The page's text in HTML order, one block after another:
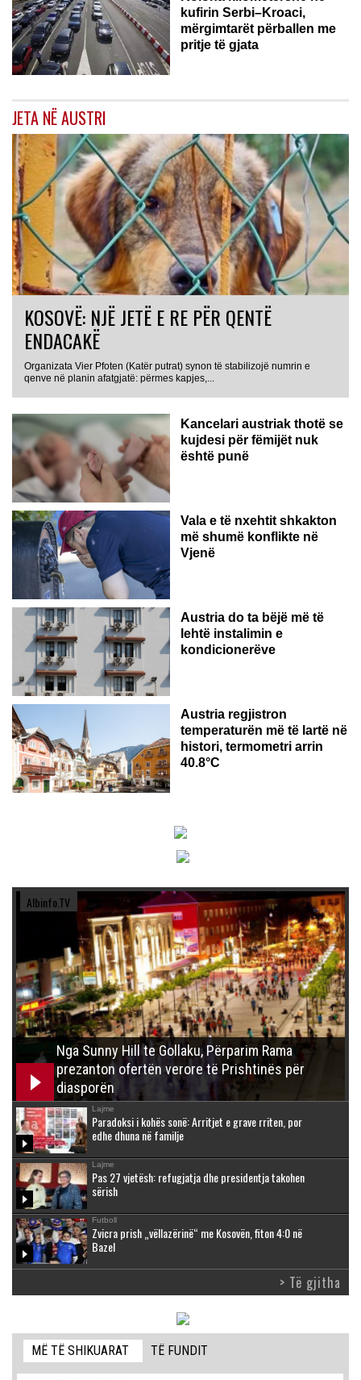
kufirin Serbi–Kroaci,
mërgimtarët përballen me
pritje të gjata
JETA NË AUSTRI
KOSOVË: NJË JETË E RE PËR QENTË
ENDACAKË
Organizata Vier Pfoten (Katër putrat) synon të stabilizojë numrin e
qenve në planin afatgjatë: përmes kapjes,...
Kancelari austriak thotë se
kujdesi për fëmijët nuk
është punë
Vala e të nxehtit shkakton
më shumë konflikte në
Vjenë
Austria do ta bëjë më të
lehtë instalimin e
kondicionerëve
Austria regjistron
temperaturën më të lartë në
histori, termometri arrin
40.8°C
Albinfo.TV
Nga Sunny Hill te Gollaku, Përparim Rama
prezanton ofertën verore të Prishtinës për
diasporën
Lajme
Paradoksi i kohës sonë: Arritjet e grave rriten, por
edhe dhuna në familje
Lajme
Pas 27 vjetësh: refugjatja dhe presidentja takohen
sërish
Futboll
Zvicra prish „vëllazërinë“ me Kosovën, fiton 4:0 në
Bazel
> Të gjitha
MË TË SHIKUARAT TË FUNDIT